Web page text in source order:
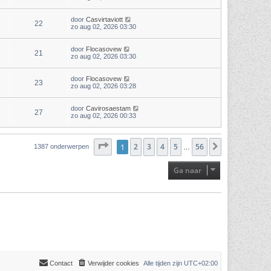
22 door Casvirtaviott
zo aug 02, 2026 03:30
21 door Flocasovew
zo aug 02, 2026 03:30
23 door Flocasovew
zo aug 02, 2026 03:28
27 door Cavirosaestam
zo aug 02, 2026 00:33
1387 onderwerpen Pagina1 van 56
1 2 3 4 5 56 Volgende
Ga naar
Alle tijden zijn UTC+02:00
Verwijder cookies
Contact